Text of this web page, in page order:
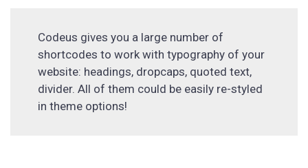
Codeus gives you a large number of
shortcodes to work with typography of your
website: headings, dropcaps, quoted text,
divider. All of them could be easily re-styled
in theme options!